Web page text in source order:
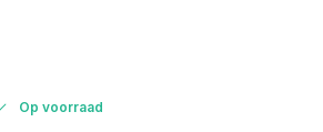
Op voorraad